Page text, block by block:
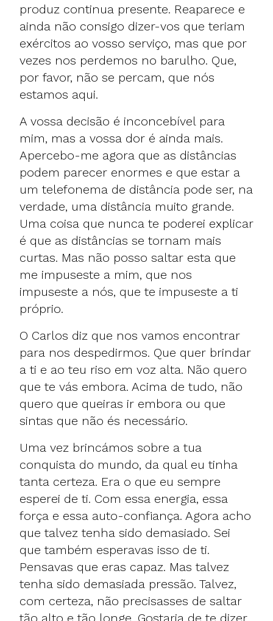
produz continua presente. Reaparece e
ainda não consigo dizer-vos que teriam
exércitos ao vosso serviço, mas que por
vezes nos perdemos no barulho. Que,
por favor, não se percam, que nós
estamos aqui.
A vossa decisão é inconcebível para
mim, mas a vossa dor é ainda mais.
Apercebo-me agora que as distâncias
podem parecer enormes e que estar a
um telefonema de distância pode ser, na
verdade, uma distância muito grande.
Uma coisa que nunca te poderei explicar
é que as distâncias se tornam mais
curtas. Mas não posso saltar esta que
me impuseste a mim, que nos
impuseste a nós, que te impuseste a ti
próprio.
O Carlos diz que nos vamos encontrar
para nos despedirmos. Que quer brindar
a ti e ao teu riso em voz alta. Não quero
que te vás embora. Acima de tudo, não
quero que queiras ir embora ou que
sintas que não és necessário.
Uma vez brincámos sobre a tua
conquista do mundo, da qual eu tinha
tanta certeza. Era o que eu sempre
esperei de ti. Com essa energia, essa
força e essa auto-confiança. Agora acho
que talvez tenha sido demasiado. Sei
que também esperavas isso de ti.
Pensavas que eras capaz. Mas talvez
tenha sido demasiada pressão. Talvez,
com certeza, não precisasses de saltar
tão alto e tão longe. Gostaria de te dizer